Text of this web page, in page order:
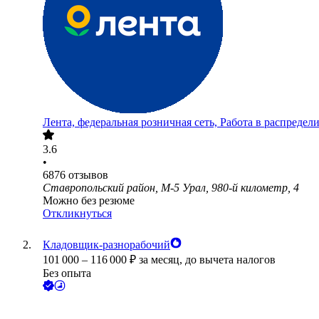
Лента, федеральная розничная сеть, Работа в
3.6
•
6876 отзывов
Ставропольский район, М-5 Урал, 980-й километр, 4
Можно без резюме
Откликнуться
Кладовщик-разнорабочий
101 000 – 116 000 ₽ за месяц, до вычета налогов
Без опыта